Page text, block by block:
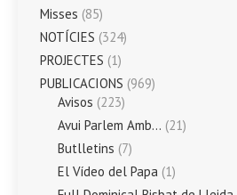
Misses (85)
NOTÍCIES (324)
PROJECTES (1)
PUBLICACIONS (969)
Avisos (223)
Avui Parlem Amb… (21)
Butlletins (7)
El Vídeo del Papa (1)